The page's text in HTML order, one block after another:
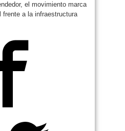
el movimiento marca
frente a la infraestructura